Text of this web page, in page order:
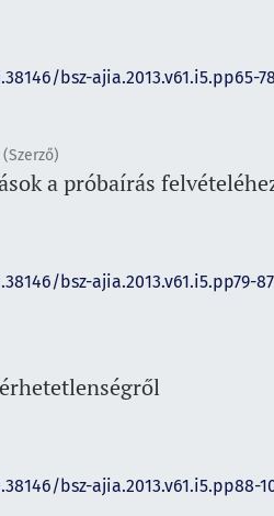
bsz-ajia.2013.v61.i5.pp65-
a próbaírás
bsz-ajia.2013.v61.i5.pp79-87
bsz-ajia.2013.v61.i5.pp88-